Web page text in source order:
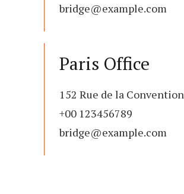
bridge@example.com
Paris Office
152 Rue de la Convention
+00 123456789
bridge@example.com